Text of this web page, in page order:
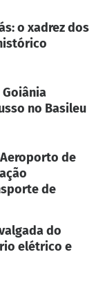
o xadrez dos
no Basileu
de
de
do
elétrico e